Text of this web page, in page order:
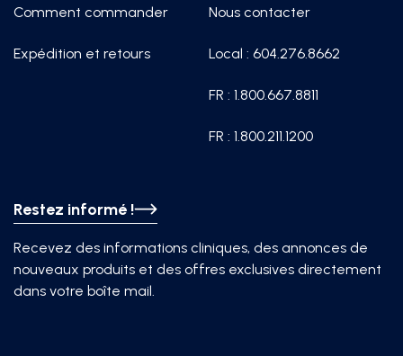
Restez informé !
Recevez des informations cliniques, des annonces de
nouveaux produits et des offres exclusives directement
dans votre boîte mail.
Comment commander
Expédition et retours
Nous contacter
Local : 604.276.8662
FR : 1.800.667.8811
FR : 1.800.211.1200